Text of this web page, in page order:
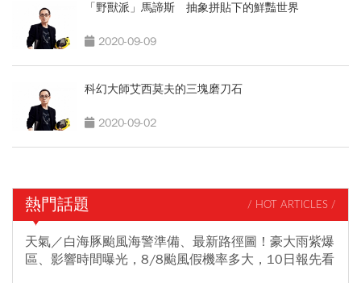
「野獸派」馬諦斯 抽象拼貼下的鮮豔世界
2020-09-09
科幻大師艾西莫夫的三塊磨刀石
2020-09-02
熱門話題 / HOT ARTICLES /
天氣／白海豚颱風海警準備、最新路徑圖！豪大雨紫爆
區、影響時間曝光，8/8颱風假機率多大，10日報先看